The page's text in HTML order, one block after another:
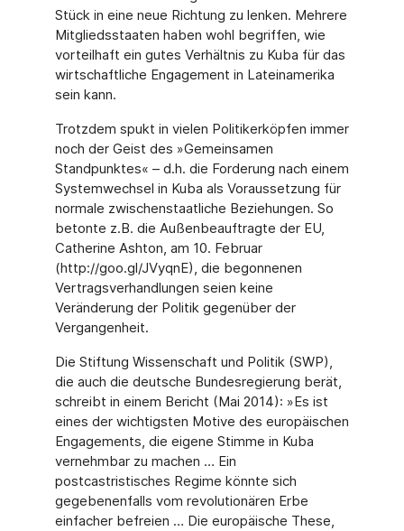
Stück in eine neue Richtung zu lenken. Mehrere
Mitgliedsstaaten haben wohl begriffen, wie
vorteilhaft ein gutes Verhältnis zu Kuba für das
wirtschaftliche Engagement in Lateinamerika
sein kann.
Trotzdem spukt in vielen Politikerköpfen immer
noch der Geist des »Gemeinsamen
Standpunktes« – d.h. die Forderung nach einem
Systemwechsel in Kuba als Voraussetzung für
normale zwischenstaatliche Beziehungen. So
betonte z.B. die Außenbeauftragte der EU,
Catherine Ashton, am 10. Februar
(http://goo.gl/JVyqnE), die begonnenen
Vertragsverhandlungen seien keine
Veränderung der Politik gegenüber der
Vergangenheit.
Die Stiftung Wissenschaft und Politik (SWP),
die auch die deutsche Bundesregierung berät,
schreibt in einem Bericht (Mai 2014): »Es ist
eines der wichtigsten Motive des europäischen
Engagements, die eigene Stimme in Kuba
vernehmbar zu machen … Ein
postcastristisches Regime könnte sich
gegebenenfalls vom revolutionären Erbe
einfacher befreien … Die europäische These,